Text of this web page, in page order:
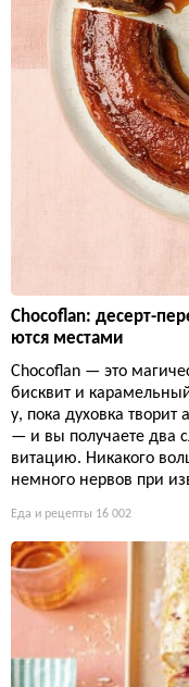
Chocoflan: десерт-
ются местами
Chocoflan — это
бисквит и
у, пока духовка
— и вы получаете два
витацию. Никакого
немного нервов при
Еда и рецепты 16 002